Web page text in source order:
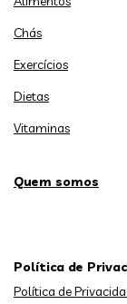
Chás
Exercícios
Dietas
Vitaminas
Quem somos
Política de
Política de